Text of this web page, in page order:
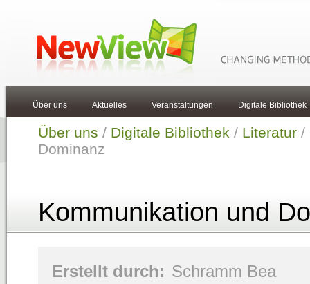
Über uns Aktuelles Veranstaltungen Digitale Bibliothek
Über uns / Digitale Bibliothek / Literatur /
Dominanz
Kommunikation und
Erstellt durch: Schramm Bea